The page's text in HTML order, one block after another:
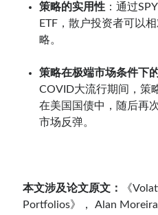
策略的实用性 ：通过
ETF，散户投资者可以
略。
策略在极端市场条件下
COVID大流行期间，策
在美国国债中，随后再
市场反弹。
本文涉及论文原文：
《
Portfolios》， Alan